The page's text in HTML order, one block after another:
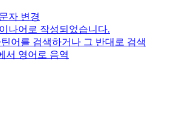
자 변경
나어로 작성되었습니다.
어를 검색하거나 그 반대로 검색
서 영어로 음역